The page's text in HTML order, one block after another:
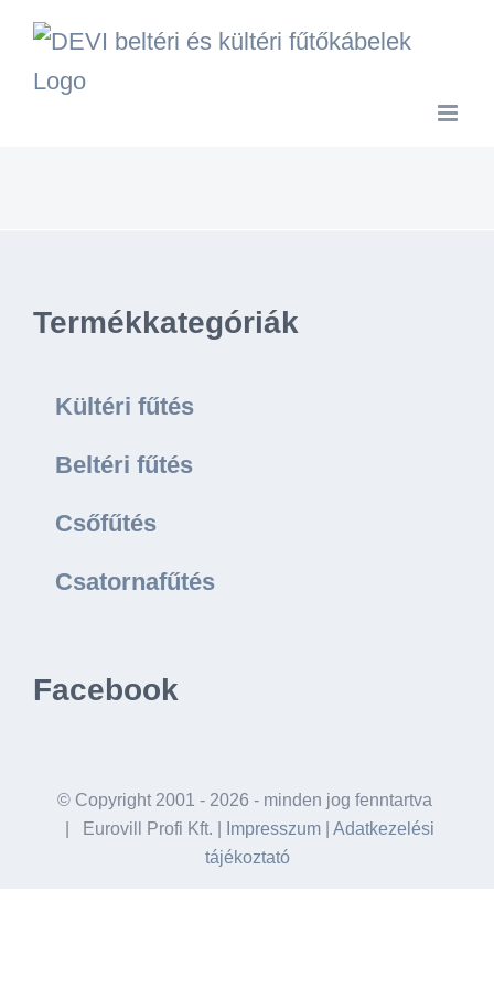
Kihagyás
Termékkategóriák
Kültéri fűtés
Beltéri fűtés
Csőfűtés
Csatornafűtés
Facebook
© Copyright 2001 - 2026 - minden jog fenntartva
| Eurovill Profi Kft. |
Impresszum| Adatkezelési
tájékoztató